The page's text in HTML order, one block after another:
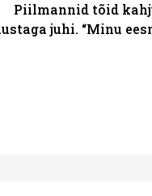
Piilmannid tõid
juhi. “Minu